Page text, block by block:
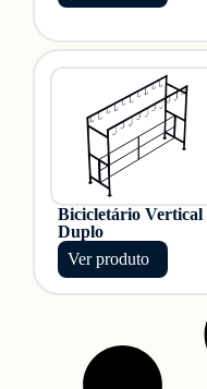
Bicicletário Vertical
Duplo
Ver produto